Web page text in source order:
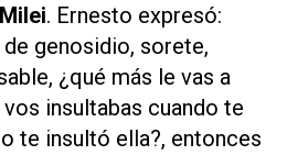
. Ernesto expresó:
genosidio, sorete,
¿qué más le vas a
insultabas cuando te
te insultó ella?, entonces